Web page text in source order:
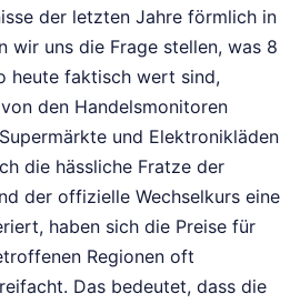
der letzten Jahre förmlich in
wir uns die Frage stellen, was 8
heute faktisch wert sind,
den Handelsmonitoren
und Elektronikläden
die hässliche Fratze der
der offizielle Wechselkurs eine
haben sich die Preise für
Regionen oft
Das bedeutet, dass die